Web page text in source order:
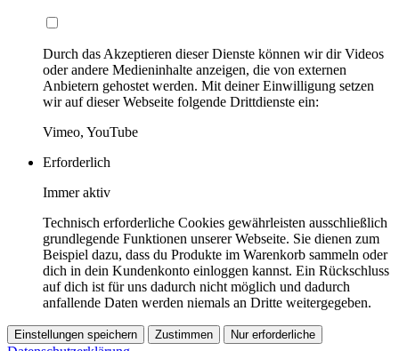
Durch das Akzeptieren dieser Dienste können wir dir Videos
oder andere Medieninhalte anzeigen, die von externen
Anbietern gehostet werden. Mit deiner Einwilligung setzen
wir auf dieser Webseite folgende Drittdienste ein:
Vimeo, YouTube
Erforderlich
Immer aktiv
Technisch erforderliche Cookies gewährleisten ausschließlich
grundlegende Funktionen unserer Webseite. Sie dienen zum
Beispiel dazu, dass du Produkte im Warenkorb sammeln oder
dich in dein Kundenkonto einloggen kannst. Ein Rückschluss
auf dich ist für uns dadurch nicht möglich und dadurch
anfallende Daten werden niemals an Dritte weitergegeben.
Einstellungen speichern Zustimmen Nur erforderliche